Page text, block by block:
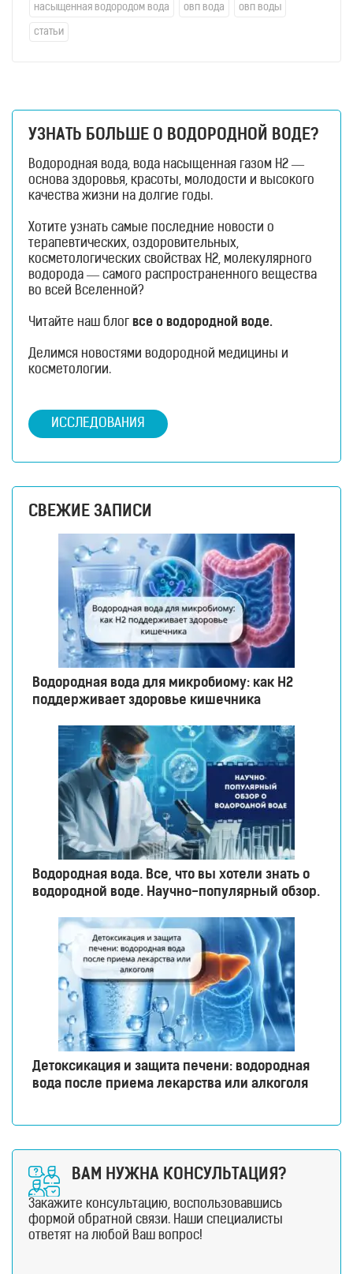
насыщенная водородом вода овп вода овп воды
статьи
УЗНАТЬ БОЛЬШЕ О ВОДОРОДНОЙ ВОДЕ?
Водородная вода, вода насыщенная газом H2 —
основа здоровья, красоты, молодости и высокого
качества жизни на долгие годы.
Хотите узнать самые последние новости о
терапевтических, оздоровительных,
косметологических свойствах H2, молекулярного
водорода — самого распространенного вещества
во всей Вселенной?
Читайте наш блог все о водородной воде.
Делимся новостями водородной медицины и
косметологии.
ИССЛЕДОВАНИЯ
СВЕЖИЕ ЗАПИСИ
Водородная вода для микробиому: как H2
поддерживает здоровье кишечника
Водородная вода. Все, что вы хотели знать о
водородной воде. Научно-популярный обзор.
Детоксикация и защита печени: водородная
вода после приема лекарства или алкоголя
ВАМ НУЖНА КОНСУЛЬТАЦИЯ?
Закажите консультацию, воспользовавшись
формой обратной связи. Наши специалисты
ответят на любой Ваш вопрос!